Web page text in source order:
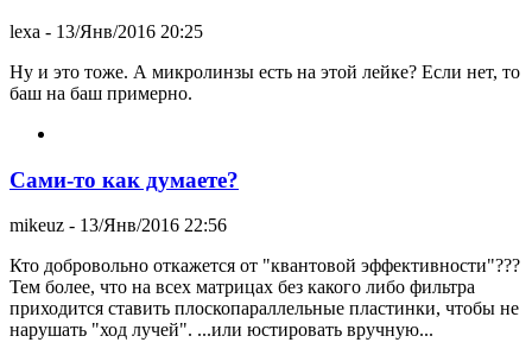
lexa - 13/Янв/2016 20:25
Ну и это тоже. А микролинзы есть на этой лейке? Если нет, то
баш на баш примерно.
Сами-то как думаете?
mikeuz - 13/Янв/2016 22:56
Кто добровольно откажется от "квантовой эффективности"???
Тем более, что на всех матрицах без какого либо фильтра
приходится ставить плоскопараллельные пластинки, чтобы не
нарушать "ход лучей". ...или юстировать вручную...